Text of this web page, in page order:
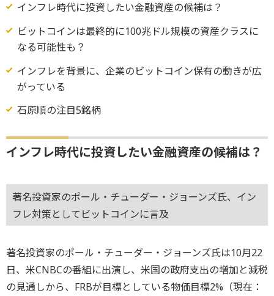
インフレ時代に投資したい金融資産の候補は？
ビットコインは最終的に100兆ドル規模の資産クラスに
なる可能性も？
インフレを背景に、企業のビットコイン保有の動きが広
がっている
石原順の注目5銘柄
インフレ時代に投資したい金融資産の候補は？
著名投資家のポール・チューダー・ジョーンズ氏、イン
フレ対策としてビットコインに言及
著名投資家のポール・チューダー・ジョーンズ氏は10月22
日、米CNBCの番組に出演し、米国の政府支出の増加と減税
の見通しから、FRBが目標としている物価目標2%（現在：